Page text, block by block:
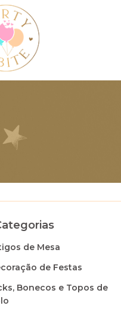
de Mesa
de Festas
Bonecos e Topos de